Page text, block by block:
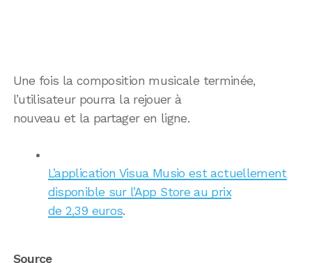
Une fois la composition musicale terminée,
l’utilisateur pourra la rejouer à
nouveau et la partager en ligne.
L’application Visua Musio est actuellement
disponible sur l’App Store au prix
de 2,39 euros.
Source